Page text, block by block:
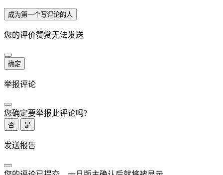
成为第一个写评论的人
您的评价赞赏无法发送
确定
举报评论
您确定要举报此评论吗?
否 是
发送报告